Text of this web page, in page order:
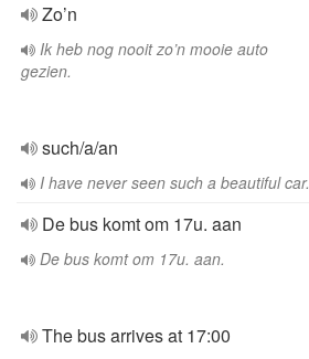
Zo’n
Ik heb nog nooit zo’n mooie auto
gezien.
such/a/an
I have never seen such a beautiful car.
De bus komt om 17u. aan
De bus komt om 17u. aan.
The bus arrives at 17:00